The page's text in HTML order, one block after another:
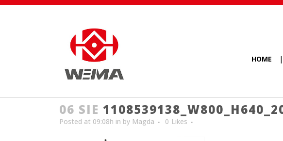
HOME
06 SIE
Posted at 09:08h in by Magda 0 Likes